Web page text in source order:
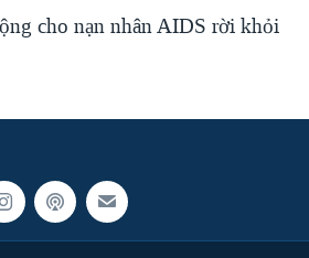
cho nạn nhân AIDS rời khỏi